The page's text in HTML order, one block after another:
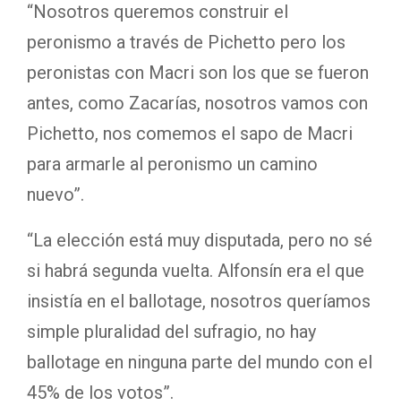
“Nosotros queremos construir el
peronismo a través de Pichetto pero los
peronistas con Macri son los que se fueron
antes, como Zacarías, nosotros vamos con
Pichetto, nos comemos el sapo de Macri
para armarle al peronismo un camino
nuevo”.
“La elección está muy disputada, pero no sé
si habrá segunda vuelta. Alfonsín era el que
insistía en el ballotage, nosotros queríamos
simple pluralidad del sufragio, no hay
ballotage en ninguna parte del mundo con el
45% de los votos”.